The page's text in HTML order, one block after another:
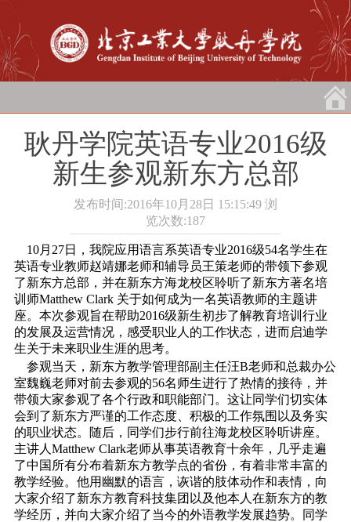
耿丹学院英语专业2016级
新生参观新东方总部
发布时间:2016年10月28日 15:15:49 浏
览次数:187
10月27日，我院应用语言系英语专业2016级54名学生在
英语专业教师赵靖娜老师和辅导员王策老师的带领下参观
了新东方总部，并在新东方海龙校区聆听了新东方著名培
训师Matthew Clark 关于如何成为一名英语教师的主题讲
座。本次参观旨在帮助2016级新生初步了解教育培训行业
的发展及运营情况，感受职业人的工作状态，进而启迪学
生关于未来职业生涯的思考。
参观当天，新东方教学管理部副主任汪B老师和总裁办公
室魏巍老师对前去参观的56名师生进行了热情的接待，并
带领大家参观了各个行政和职能部门。这让同学们切实体
会到了新东方严谨的工作态度、积极的工作氛围以及务实
的职业状态。随后，同学们步行前往海龙校区聆听讲座。
主讲人Matthew Clark老师从事英语教育十余年，几乎走遍
了中国所有分布着新东方教学点的省份，有着非常丰富的
教学经验。他用幽默的语言，诙谐的肢体动作和表情，向
大家介绍了新东方教育科技集团以及他本人在新东方的教
学经历，并向大家介绍了当今的外语教学发展趋势。同学